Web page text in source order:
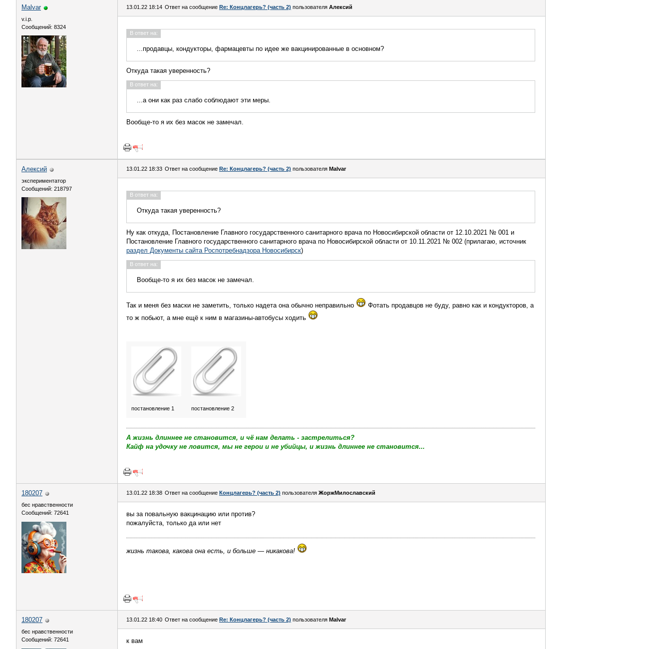
Malvar
v.i.p.
Сообщений: 8324
13.01.22 18:14 Ответ на сообщение Re: Концлагерь? (часть 2) пользователя Алексий
В ответ на:
...продавцы, кондукторы, фармацевты по идее же вакцинированные в основном?
Откуда такая уверенность?
В ответ на:
...а они как раз слабо соблюдают эти меры.
Вообще-то я их без масок не замечал.
Алексий
экспериментатор
Сообщений: 218797
13.01.22 18:33 Ответ на сообщение Re: Концлагерь? (часть 2) пользователя Malvar
В ответ на:
Откуда такая уверенность?
Ну как откуда, Постановление Главного государственного санитарного врача по Новосибирской области от 12.10.2021 № 001 и
Постановление Главного государственного санитарного врача по Новосибирской области от 10.11.2021 № 002 (прилагаю, источник
раздел Документы сайта Роспотребнадзора Новосибирск)
В ответ на:
Вообще-то я их без масок не замечал.
Так и меня без маски не заметить, только надета она обычно неправильно
Фотать продавцов не буду, равно как и кондукторов, а
то ж побьют, а мне ещё к ним в магазины-автобусы ходить
постановление 1 постановление 2
А жизнь длиннее не становится, и чё нам делать - застрелиться?
Кайф на удочку не ловится, мы не герои и не убийцы, и жизнь длиннее не становится...
180207
бес нравственности
Сообщений: 72641
13.01.22 18:38 Ответ на сообщение Концлагерь? (часть 2) пользователя ЖоржМилославский
вы за повальную вакцинацию или против?
пожалуйста, только да или нет
жизнь такова, какова она есть, и больше — никакова!
180207
бес нравственности
Сообщений: 72641
13.01.22 18:40 Ответ на сообщение Re: Концлагерь? (часть 2) пользователя Malvar
к вам